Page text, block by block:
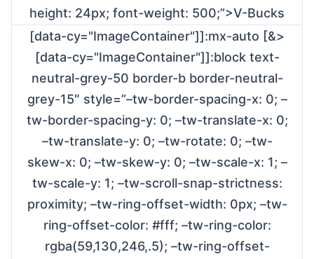
height: 24px; font-weight: 500;”>V-Bucks
[data-cy="ImageContainer"]]:mx-auto [&>
[data-cy="ImageContainer"]]:block text-
neutral-grey-50 border-b border-neutral-
grey-15″ style=”–tw-border-spacing-x: 0; –
tw-border-spacing-y: 0; –tw-translate-x: 0;
–tw-translate-y: 0; –tw-rotate: 0; –tw-
skew-x: 0; –tw-skew-y: 0; –tw-scale-x: 1; –
tw-scale-y: 1; –tw-scroll-snap-strictness:
proximity; –tw-ring-offset-width: 0px; –tw-
ring-offset-color: #fff; –tw-ring-color:
rgba(59,130,246,.5); –tw-ring-offset-